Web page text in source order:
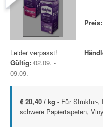
Preis:
Leider verpasst!
Gültig: 02.09. -
09.09.
€ 20,40 / kg - Für Struktur-,
schwere Papiertapeten,